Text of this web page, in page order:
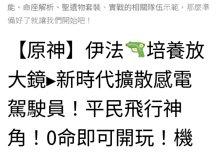
能、命座解析、聖遺物套裝 、 實戰的相關隊伍示範，那麼準
備好了就讓我們開始吧！
【原神】伊法
培養放
大鏡▸新時代擴散感電
駕駛員！平民飛行神
角！0命即可開玩！機